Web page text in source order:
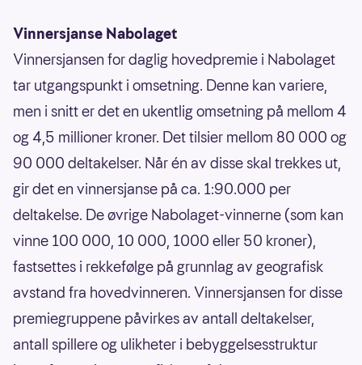
Vinnersjanse Nabolaget
Vinnersjansen for daglig hovedpremie i Nabolaget
tar utgangspunkt i omsetning. Denne kan variere,
men i snitt er det en ukentlig omsetning på mellom 4
og 4,5 millioner kroner. Det tilsier mellom 80 000 og
90 000 deltakelser. Når én av disse skal trekkes ut,
gir det en vinnersjanse på ca. 1:90.000 per
deltakelse. De øvrige Nabolaget-vinnerne (som kan
vinne 100 000, 10 000, 1000 eller 50 kroner),
fastsettes i rekkefølge på grunnlag av geografisk
avstand fra hovedvinneren. Vinnersjansen for disse
premiegruppene påvirkes av antall deltakelser,
antall spillere og ulikheter i bebyggelsesstruktur